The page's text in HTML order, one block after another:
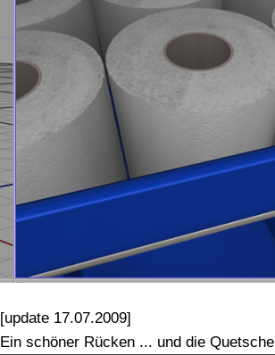
[update 17.07.2009]
Ein schöner Rücken ... und die Quetsche